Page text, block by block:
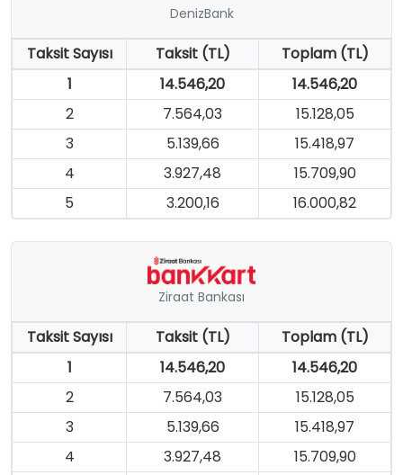
DenizBank
Taksit Sayısı Taksit (TL)
Toplam (TL)
1
14.546,20
14.546,20
2
7.564,03
15.128,05
3
5.139,66
15.418,97
4
3.927,48
15.709,90
5
3.200,16 16.000,82
Ziraat Bankası
Taksit Sayısı Taksit (TL)
Toplam (TL)
1
14.546,20
14.546,20
2
7.564,03
15.128,05
3
5.139,66
15.418,97
4
3.927,48
15.709,90